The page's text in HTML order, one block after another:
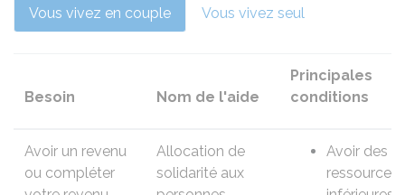
Vous vivez en couple Vous vivez seul
Besoin Nom de l'aide
Principales
conditions
Avoir un revenu
ou compléter
Allocation de
solidarité aux
Avoir des
ressources